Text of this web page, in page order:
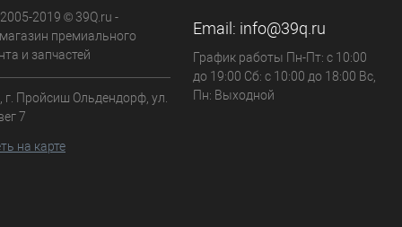
2019 © 39Q.ru -
премиального
и запчастей
г. Пройсиш Ольдендорф, ул.
7
на карте
Email: info@39q.ru
График работы Пн-Пт: с 10:00
до 19:00 Сб: с 10:00 до 18:00 Вс,
Пн: Выходной